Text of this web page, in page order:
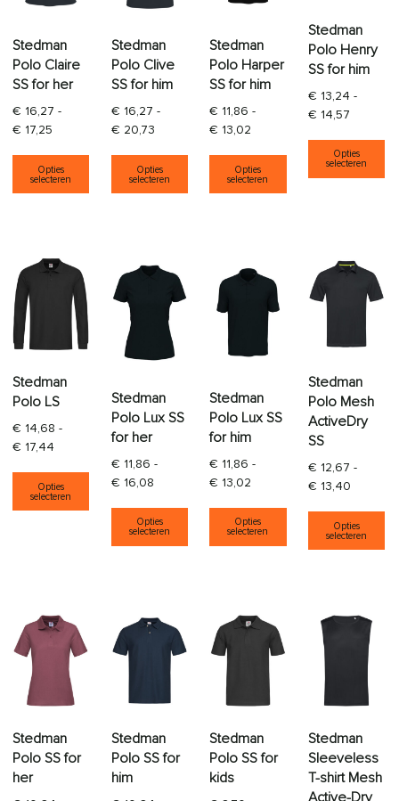
Stedman
Polo Claire
SS for her
€ 16,27 -
€ 17,25 Prijsklasse: € 16,27 tot € 17,25
Opties
selecteren
Dit product heeft meerdere variaties. Deze optie
Stedman
Polo Clive
SS for him
€ 16,27 -
€ 20,73Prijsklasse: € 16,27 tot € 20,73
Opties
selecteren
Dit product heeft meerdere
Stedman
Polo Harper
SS for him
€ 11,86 -
€ 13,02
Opties
selecteren
Dit product heeft
Stedman
Polo Henry
SS for him
€ 13,24 -
€ 14,57
Opties
selecteren
Stedman
Polo LS
€ 14,68 -
€ 17,44 Prijsklasse: € 14,68 tot € 17,44
Opties
selecteren
Dit product heeft meerdere variaties. Deze optie
Stedman
Polo Lux SS
for her
€ 11,86 -
€ 16,08Prijsklasse: € 11,86 tot € 16,08
Opties
selecteren
Dit product heeft meerdere
Stedman
Polo Lux SS
for him
€ 11,86 -
€ 13,02 Prijsklasse: € 11,86 tot €
Opties
selecteren
Dit product heeft
Stedman
Polo Mesh
ActiveDry
SS
€ 12,67 -
€ 13,40
Opties
selecteren
Stedman
Polo SS for
her
Stedman
Polo SS for
him
Stedman
Polo SS for
kids
Stedman
Sleeveless
T-shirt Mesh
Active-Dry